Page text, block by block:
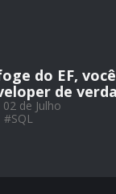
do EF,
de
de Julho
#SQL